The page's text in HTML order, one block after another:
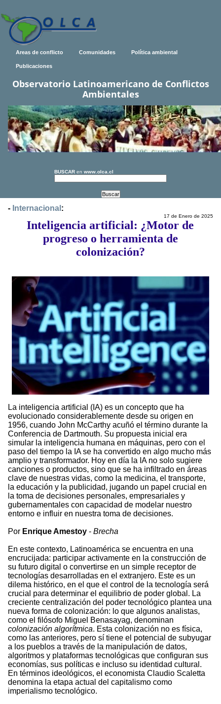
Areas de conflicto Comunidades Política ambiental
Publicaciones
Observatorio Latinoamericano de Conflictos
Ambientales
BUSCAR en www.olca.cl
- Internacional :
17 de Enero de 2025
Inteligencia artificial: ¿Motor de
progreso o herramienta de
colonización?
La inteligencia artificial (IA) es un concepto que ha
evolucionado considerablemente desde su origen en
1956, cuando John McCarthy acuñó el término durante la
Conferencia de Dartmouth. Su propuesta inicial era
simular la inteligencia humana en máquinas, pero con el
paso del tiempo la IA se ha convertido en algo mucho más
amplio y transformador. Hoy en día la IA no solo sugiere
canciones o productos, sino que se ha infiltrado en áreas
clave de nuestras vidas, como la medicina, el transporte,
la educación y la publicidad, jugando un papel crucial en
la toma de decisiones personales, empresariales y
gubernamentales con capacidad de modelar nuestro
entorno e influir en nuestra toma de decisiones.
Por Enrique Amestoy - Brecha
En este contexto, Latinoamérica se encuentra en una
encrucijada: participar activamente en la construcción de
su futuro digital o convertirse en un simple receptor de
tecnologías desarrolladas en el extranjero. Este es un
dilema histórico, en el que el control de la tecnología será
crucial para determinar el equilibrio de poder global. La
creciente centralización del poder tecnológico plantea una
nueva forma de colonización: lo que algunos analistas,
como el filósofo Miguel Benasayag, denominan
colonización algorítmica. Esta colonización no es física,
como las anteriores, pero sí tiene el potencial de subyugar
a los pueblos a través de la manipulación de datos,
algoritmos y plataformas tecnológicas que configuran sus
economías, sus políticas e incluso su identidad cultural.
En términos ideológicos, el economista Claudio Scaletta
denomina la etapa actual del capitalismo como
imperialismo tecnológico.